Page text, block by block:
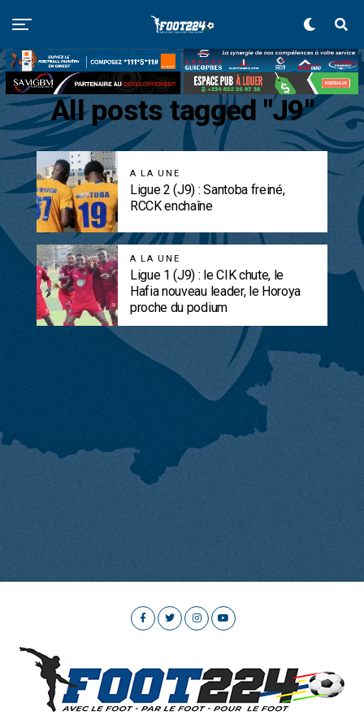
All posts tagged "J9"
A LA UNE
Ligue 2 (J9) : Santoba freiné,
RCCK enchaîne
A LA UNE
Ligue 1 (J9) : le CIK chute, le
Hafia nouveau leader, le Horoya
proche du podium